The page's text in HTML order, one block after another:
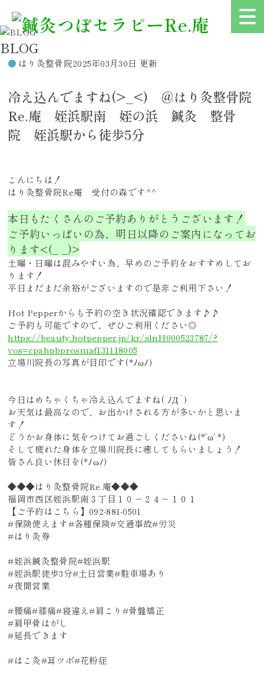
BLOG
はり灸整骨院2025年03月30日 更新
冷え込んでますね(>_<) ＠はり灸整骨院
Re.庵 姪浜駅南 姪の浜 鍼灸 整骨
院 姪浜駅から徒歩5分
こんにちは！
はり灸整骨院Re庵 受付の森です^^
本日もたくさんのご予約ありがとうございます！
ご予約いっぱいの為、明日以降のご案内になってお
ります<(_ _)>
土曜・日曜は混みやすい為、早めのご予約をおすすめしてお
ります！
平日まだまだ余裕がございますので是非ご利用下さい！
Hot Pepperからも予約の空き状況確認できます♪♪
ご予約も可能ですので、ぜひご利用ください◎
https://beauty.hotpepper.jp/kr/slnH000523787/?
vos=cpahpbprosmaf131118005
立場川院長の写真が目印です(*ﾉωﾉ)
今日はめちゃくちゃ冷え込んでますね( ﾉД`)
お天気は最高なので、お出かけされる方が多いかと思いま
す！
どうかお身体に気をつけてお過ごしくださいね(*‘ω‘ *)
そして疲れた身体を立場川院長に癒してもらいましょう！
皆さん良い休日を(*ﾉωﾉ)
◆◆◆はり灸整骨院Re.庵◆◆◆
福岡市西区姪浜駅南３丁目１０－２４－１０１
【ご予約はこちら】092-881-0501
#保険使えます#各種保険#交通事故#労災
#はり灸券
#姪浜鍼灸整骨院#姪浜駅
#姪浜駅徒歩3分#土日営業#駐車場あり
#夜間営業
#腰痛#膝痛#寝違え#肩こり#骨盤矯正
#肩甲骨はがし
#延長できます
#はこ灸#耳ツボ#花粉症